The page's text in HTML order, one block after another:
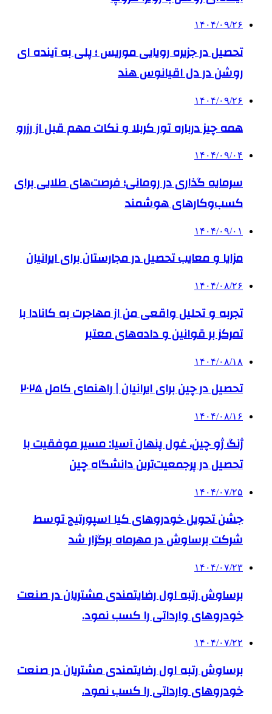
۱۴۰۴/۰۹/۲۶
تحصیل در جزیره رویایی موریس ؛ پلی به آینده ‌ای
روشن در دل اقیانوس ‌هند
۱۴۰۴/۰۹/۲۶
همه چیز درباره تور کربلا و نکات مهم قبل از رزرو
۱۴۰۴/۰۹/۰۴
سرمایه گذاری در رومانی؛ فرصت‌های طلایی برای
کسب‌وکارهای هوشمند
۱۴۰۴/۰۹/۰۱
مزایا و معایب تحصیل در مجارستان برای ایرانیان
۱۴۰۴/۰۸/۲۶
تجربه و تحلیل واقعی من از مهاجرت به کانادا با
تمرکز بر قوانین و داده‌های معتبر
۱۴۰۴/۰۸/۱۸
تحصیل در چین برای ایرانیان | راهنمای کامل ۲۰۲۵
۱۴۰۴/۰۸/۱۶
ژنگ ژو چین، غول پنهان آسیا: مسیر موفقیت با
تحصیل در پرجمعیت‌ترین دانشگاه چین
۱۴۰۴/۰۷/۲۵
جشن تحویل خودروهای کیا اسپورتیج توسط
شرکت برساوش در مهرماه برگزار شد
۱۴۰۴/۰۷/۲۳
برساوش رتبه اول رضایتمندی مشتریان در صنعت
خودروهای وارداتی را کسب نمود.
۱۴۰۴/۰۷/۲۲
برساوش رتبه اول رضایتمندی مشتریان در صنعت
خودروهای وارداتی را کسب نمود.